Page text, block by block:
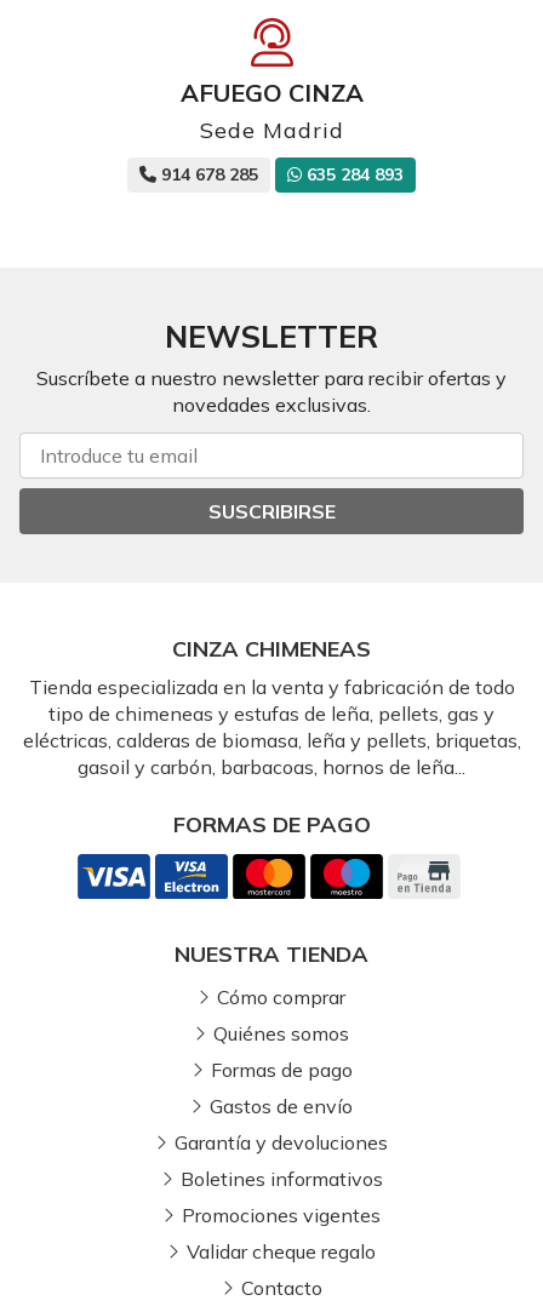
AFUEGO CINZA
Sede Madrid
914 678 285 635 284 893
NEWSLETTER
Suscríbete a nuestro newsletter para recibir ofertas y
novedades exclusivas.
SUSCRIBIRSE
CINZA CHIMENEAS
Tienda especializada en la venta y fabricación de todo
tipo de chimeneas y estufas de leña, pellets, gas y
eléctricas, calderas de biomasa, leña y pellets, briquetas,
gasoil y carbón, barbacoas, hornos de leña...
FORMAS DE PAGO
NUESTRA TIENDA
Cómo comprar
Quiénes somos
Formas de pago
Gastos de envío
Garantía y devoluciones
Boletines informativos
Promociones vigentes
Validar cheque regalo
Contacto